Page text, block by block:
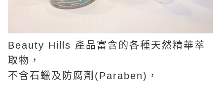
Beauty Hills 產品富含的各種天然精華萃
取物，
不含石蠟及防腐劑(Paraben)，